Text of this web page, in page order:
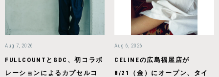
Aug 7, 2026
FULLCOUNTとGDC、初コラボ
レーションによるカプセルコ
Aug 6, 2026
CELINEの広島福屋店が
8/21（金）にオープン、タイ